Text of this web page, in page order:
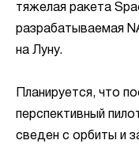
тяжелая ракета
разрабатываемая
на Луну.
Планируется, что
перспективный
сведен с орбиты и